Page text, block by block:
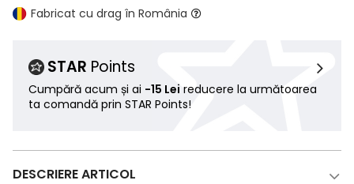
Fabricat cu drag în România
STAR Points
Cumpără acum și ai -15 Lei reducere la următoarea
ta comandă prin STAR Points!
DESCRIERE ARTICOL